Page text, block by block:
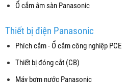
Ổ cắm âm sàn Panasonic
Thiết bị điện Panasonic
Phích cắm - Ổ cắm công nghiệp PCE
Thiết bị đóng cắt (CB)
Máy bơm nước Panasonic